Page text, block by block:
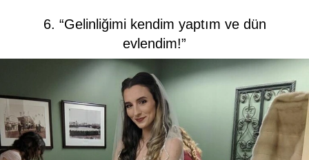
6. “Gelinliğimi kendim yaptım ve dün
evlendim!”